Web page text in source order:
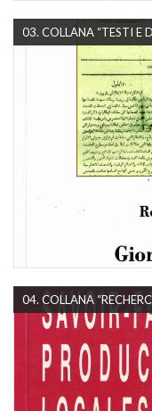
03. COLLANA “TESTI E
04. COLLANA